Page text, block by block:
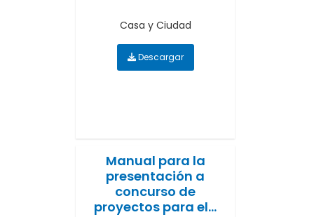
Casa y Ciudad
Descargar
Manual para la
presentación a
concurso de
proyectos para el...